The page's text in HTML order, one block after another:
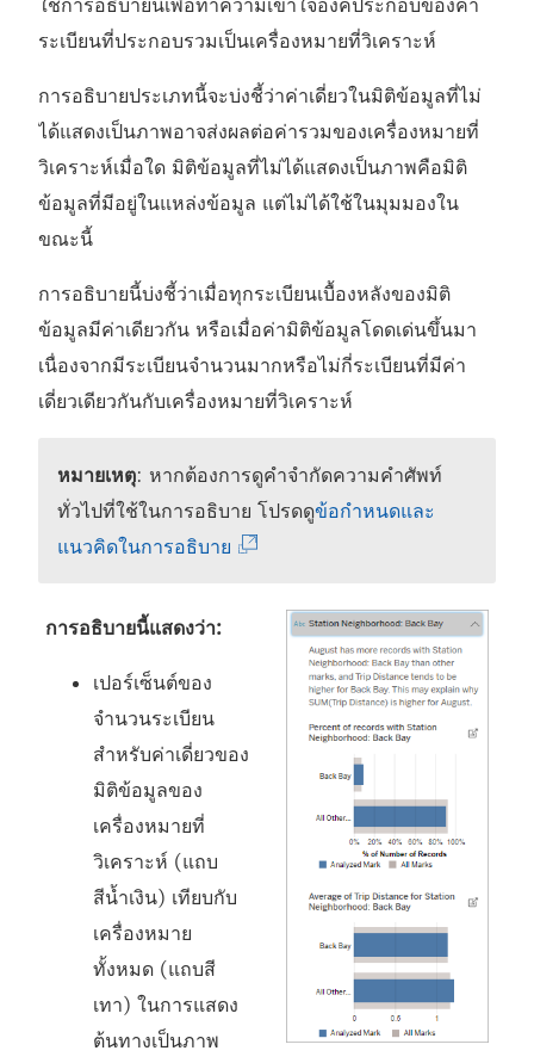
ใช้การอธิบายนี้เพื่อทำความเข้าใจองค์ประกอบของค่า
ระเบียนที่ประกอบรวมเป็นเครื่องหมายที่วิเคราะห์
การอธิบายประเภทนี้จะบ่งชี้ว่าค่าเดี่ยวในมิติข้อมูลที่ไม่
ได้แสดงเป็นภาพอาจส่งผลต่อค่ารวมของเครื่องหมายที่
วิเคราะห์เมื่อใด มิติข้อมูลที่ไม่ได้แสดงเป็นภาพคือมิติ
ข้อมูลที่มีอยู่ในแหล่งข้อมูล แต่ไม่ได้ใช้ในมุมมองใน
ขณะนี้
การอธิบายนี้บ่งชี้ว่าเมื่อทุกระเบียนเบื้องหลังของมิติ
ข้อมูลมีค่าเดียวกัน หรือเมื่อค่ามิติข้อมูลโดดเด่นขึ้นมา
เนื่องจากมีระเบียนจำนวนมากหรือไม่กี่ระเบียนที่มีค่า
เดี่ยวเดียวกันกับเครื่องหมายที่วิเคราะห์
หมายเหตุ: หากต้องการดูคำจำกัดความคำศัพท์
ทั่วไปที่ใช้ในการอธิบาย โปรดดูข้อกำหนดและ
แนวคิดในการอธิบาย
เ
น
า
การอธิบายนี้แสดงว่า:
เปอร์เซ็นต์ของ
จำนวนระเบียน
สำหรับค่าเดี่ยวของ
มิติข้อมูลของ
เครื่องหมายที่
วิเคราะห์ (แถบ
สีน้ำเงิน) เทียบกับ
เครื่องหมาย
ทั้งหมด (แถบสี
เทา) ในการแสดง
ต้นทางเป็นภาพ